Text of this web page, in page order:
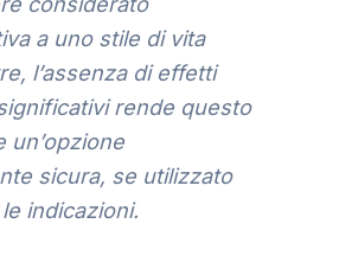
a uno stile di vita
l’assenza di effetti
rende questo
un’opzione
sicura, se utilizzato
indicazioni.